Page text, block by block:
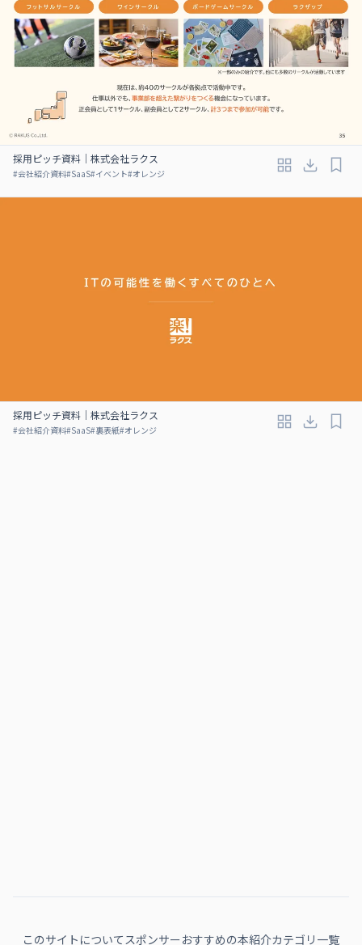
採用ピッチ資料｜株式会社ラクス
#会社紹介資料#SaaS#イベント#オレンジ
採用ピッチ資料｜株式会社ラクス
#会社紹介資料#SaaS#裏表紙#オレンジ
このサイトについて スポンサーおすすめの本紹介カテゴリ一覧